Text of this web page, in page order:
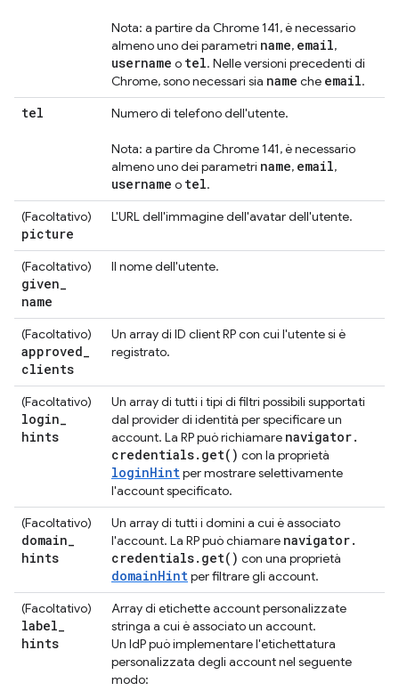
Nota: a partire da Chrome 141, è necessario
almeno uno dei parametri name, email,
username o tel. Nelle versioni precedenti di
Chrome, sono necessari sia name che email.
tel Numero di telefono dell'utente.
Nota: a partire da Chrome 141, è necessario
almeno uno dei parametri name, email,
username o tel.
(Facoltativo)
picture
L'URL dell'immagine dell'avatar dell'utente.
(Facoltativo)
given_
name
Il nome dell'utente.
(Facoltativo)
approved_
clients
Un array di ID client RP con cui l'utente si è
registrato.
(Facoltativo)
login_
hints
Un array di tutti i tipi di filtri possibili supportati
dal provider di identità per specificare un
account. La RP può richiamare navigator.
credentials. get( ) con la proprietà
loginHintper mostrare selettivamente
l'account specificato.
(Facoltativo)
domain_
hints
Un array di tutti i domini a cui è associato
l'account. La RP può chiamare navigator.
credentials. get( ) con una proprietà
domainHintper filtrare gli account.
(Facoltativo)
label_
hints
Array di etichette account personalizzate
stringa a cui è associato un account.
Un IdP può implementare l'etichettatura
personalizzata degli account nel seguente
modo: